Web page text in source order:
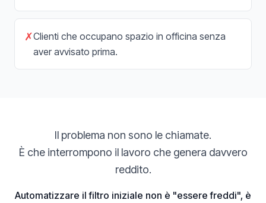
✗Clienti che occupano spazio in officina senza
aver avvisato prima.
Il problema non sono le chiamate.
È che interrompono il lavoro che genera davvero
reddito.
Automatizzare il filtro iniziale non è "essere freddi", è